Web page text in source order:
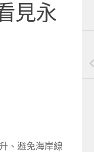
見永
、避免海岸線